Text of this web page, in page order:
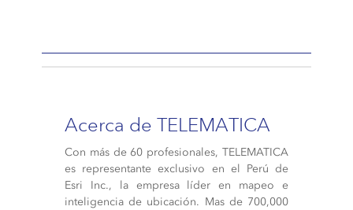
Acerca de TELEMATICA
Con más de 60 profesionales, TELEMATICA
es representante exclusivo en el Perú de
Esri Inc., la empresa líder en mapeo e
inteligencia de ubicación. Mas de 700,000